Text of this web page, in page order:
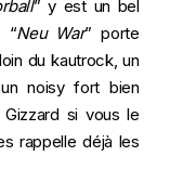
” y est un bel
“Neu War” porte
du kautrock, un
noisy fort bien
si vous le
rappelle déjà les